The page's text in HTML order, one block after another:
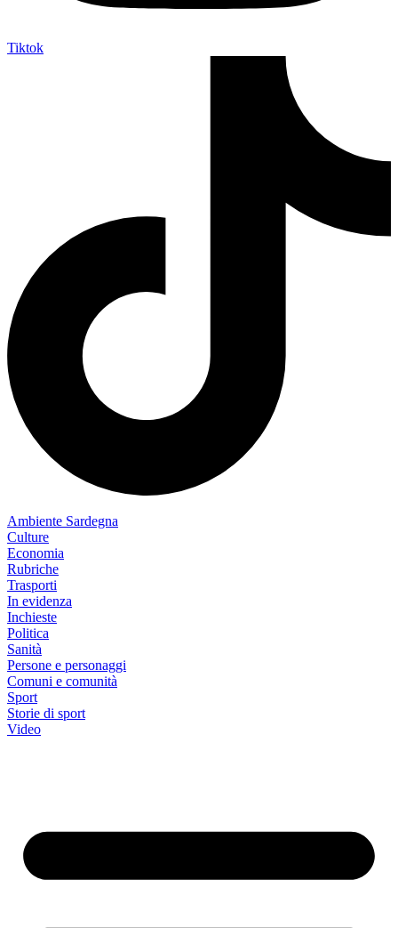
Tiktok
Ambiente Sardegna
Culture
Economia
Rubriche
Trasporti
In evidenza
Inchieste
Politica
Sanità
Persone e personaggi
Comuni e comunità
Sport
Storie di sport
Video